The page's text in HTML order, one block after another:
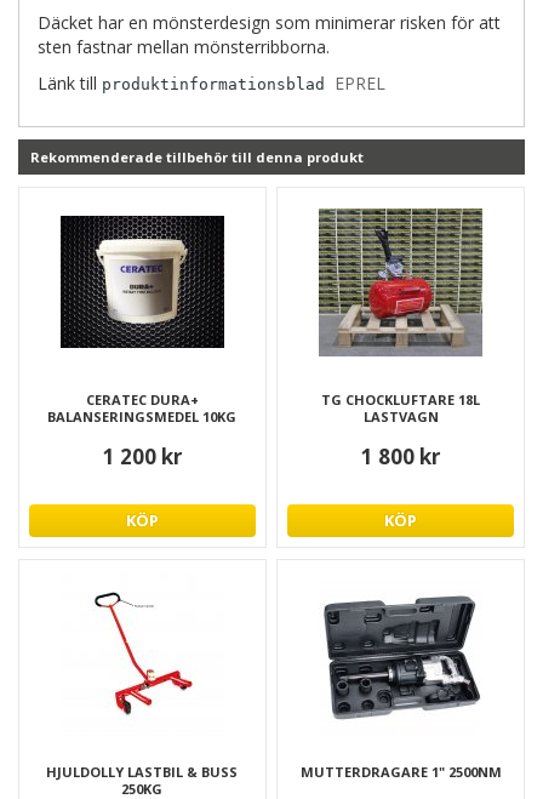
Däcket har en mönsterdesign som minimerar risken för att
sten fastnar mellan mönsterribborna.
Länk till produktinformationsblad EPREL
Rekommenderade tillbehör till denna produkt
CERATEC DURA+
BALANSERINGSMEDEL 10KG
1 200 kr
KÖP
TG CHOCKLUFTARE 18L
LASTVAGN
1 800 kr
KÖP
HJULDOLLY LASTBIL & BUSS
250KG
MUTTERDRAGARE 1" 2500NM